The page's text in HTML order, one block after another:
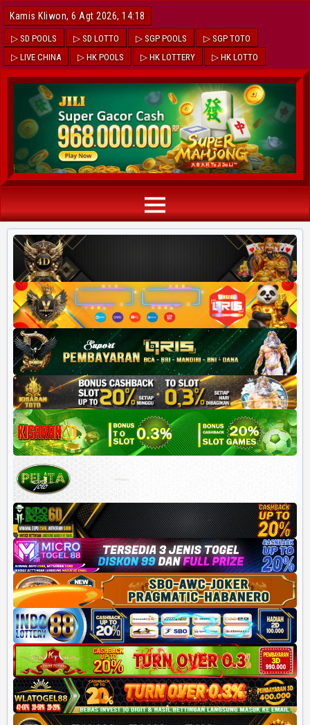
Kamis Kliwon, 6 Agt 2026, 14:18
▷ SD POOLS ▷ SD LOTTO ▷ SGP POOLS
▷ SGP TOTO
▷ LIVE CHINA
▷ HK POOLS ▷ HK LOTTERY ▷ HK LOTTO